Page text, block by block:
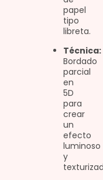
papel
tipo
libreta.
Técnica:
Bordado
parcial
en
5D
para
crear
un
efecto
luminoso
y